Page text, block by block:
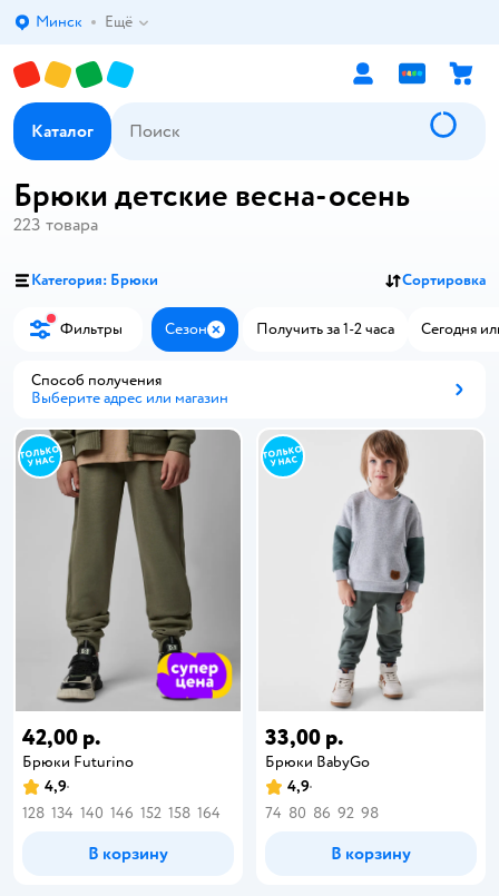
Выбор адреса доставки.
Минск Ещё
Каталог
Брюки детские весна-осень
223 товара
Категория: Брюки Сортировка
Фильтры Сезон ЗакрытьПолучить за 1-2 часа Сегодня
Способ получения
Выберите адрес или магазин
42,00 р.
Брюки Futurino
4,9
128 134 140 146 152 158 164
В корзину
33,00 р.
Брюки BabyGo
4,9
74 80 86 92 98
В корзину